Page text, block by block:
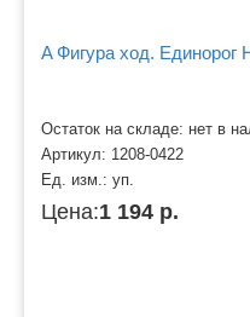
A Фигура ход. Единорог
Остаток на складе: нет в
Артикул: 1208-0422
Ед. изм.: уп.
Цена:1 194 р.